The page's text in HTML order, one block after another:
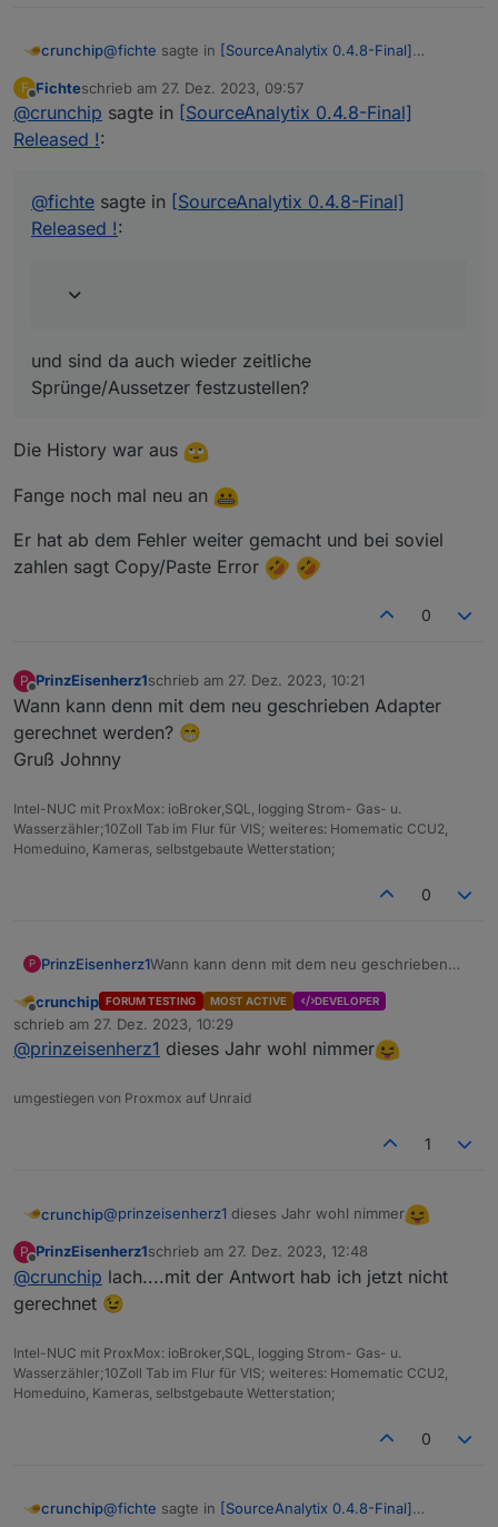
crunchip@fichte sagte in [SourceAnalytix 0.4.8-Final]
Aber nix da... immer der gleiche fehler
festzustellen?
F Fichteschrieb am 27. Dez. 2023, 09:57
zuletzt editiert von
@crunchip sagte in [SourceAnalytix 0.4.8-Final]
Released !:
@fichte sagte in [SourceAnalytix 0.4.8-Final]
Released !:
und sind da auch wieder zeitliche
Sprünge/Aussetzer festzustellen?
Die History war aus
Fange noch mal neu an
Er hat ab dem Fehler weiter gemacht und bei soviel
zahlen sagt Copy/Paste Error
0
P
Offline
PrinzEisenherz1schrieb am 27. Dez. 2023, 10:21
zuletzt editiert von
Wann kann denn mit dem neu geschrieben Adapter
gerechnet werden? 😁
Gruß Johnny
Intel-NUC mit ProxMox: ioBroker,SQL, logging Strom- Gas- u.
Wasserzähler;10Zoll Tab im Flur für VIS; weiteres: Homematic CCU2,
Homeduino, Kameras, selbstgebaute Wetterstation;
0
P PrinzEisenherz1Wann kann denn mit dem neu geschrieben
Gruß Johnny
Offline
crunchip FORUM TESTING MOST ACTIVE DEVELOPER
schrieb am 27. Dez. 2023, 10:29
zuletzt editiert von
@prinzeisenherz1 dieses Jahr wohl nimmer
umgestiegen von Proxmox auf Unraid
1
crunchip@prinzeisenherz1 dieses Jahr wohl nimmer
P PrinzEisenherz1schrieb am 27. Dez. 2023, 12:48
zuletzt editiert von
@crunchip lach....mit der Antwort hab ich jetzt nicht
gerechnet 😉
Intel-NUC mit ProxMox: ioBroker,SQL, logging Strom- Gas- u.
Wasserzähler;10Zoll Tab im Flur für VIS; weiteres: Homematic CCU2,
Homeduino, Kameras, selbstgebaute Wetterstation;
0
crunchip@fichte sagte in [SourceAnalytix 0.4.8-Final]